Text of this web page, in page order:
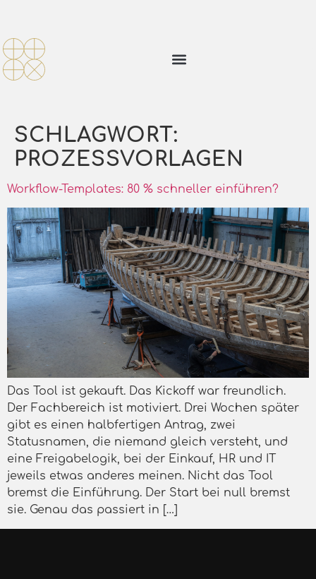
SCHLAGWORT:
PROZESSVORLAGEN
Workflow-Templates: 80 % schneller einführen?
Das Tool ist gekauft. Das Kickoff war freundlich.
Der Fachbereich ist motiviert. Drei Wochen später
gibt es einen halbfertigen Antrag, zwei
Statusnamen, die niemand gleich versteht, und
eine Freigabelogik, bei der Einkauf, HR und IT
jeweils etwas anderes meinen. Nicht das Tool
bremst die Einführung. Der Start bei null bremst
sie. Genau das passiert in […]